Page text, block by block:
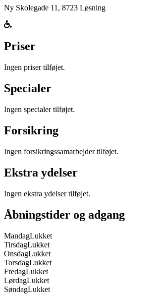
Ny Skolegade 11 , 8723 Løsning
Priser
Ingen priser tilføjet.
Specialer
Ingen specialer tilføjet.
Forsikring
Ingen forsikringssamarbejder tilføjet.
Ekstra ydelser
Ingen ekstra ydelser tilføjet.
Åbningstider og adgang
MandagLukket
TirsdagLukket
OnsdagLukket
TorsdagLukket
FredagLukket
LørdagLukket
SøndagLukket